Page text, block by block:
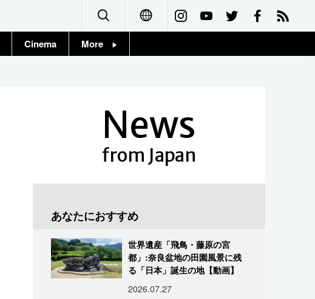
Français
Cinema More
News
from Japan
あなたにおすすめ
世界遺産「飛鳥・藤原の宮
都」:奈良盆地の田園風景に残
る「日本」誕生の地【動画】
2026.07.27